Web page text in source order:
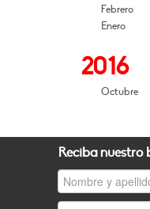
Febrero
Enero
2016
Octubre
Reciba nuestro